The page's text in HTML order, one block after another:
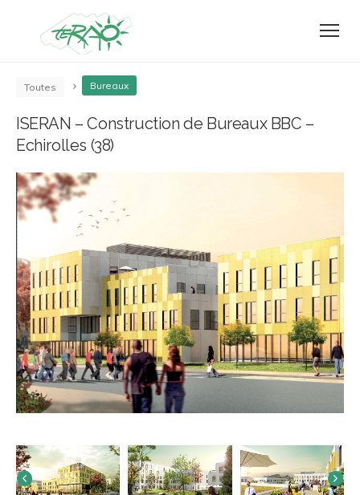
Toutes Bureaux
ISERAN – Construction de Bureaux BBC –
Echirolles (38)